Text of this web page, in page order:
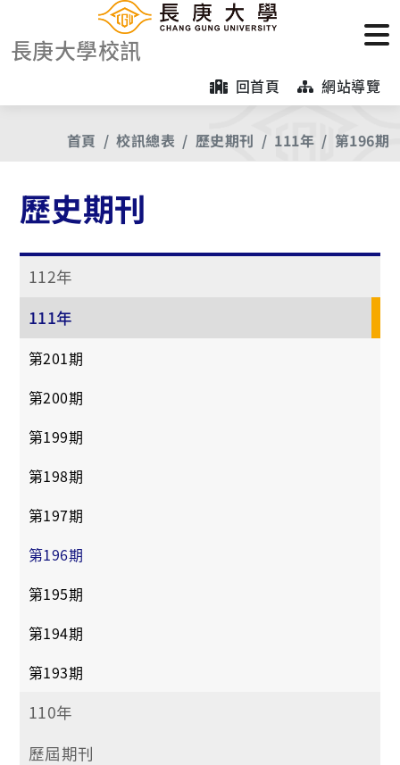
長庚大學校訊
回首頁 網站導覽
首頁 校訊總表 歷史期刊 111年 第196期
歷史期刊
112年
111年
第201期
第200期
第199期
第198期
第197期
第196期
第195期
第194期
第193期
110年
歷屆期刊